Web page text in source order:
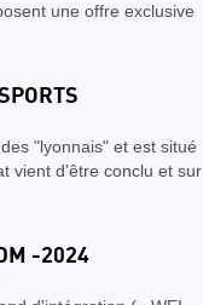
une offre exclusive
"lyonnais" et est situé
vient d'être conclu et sur
-2024